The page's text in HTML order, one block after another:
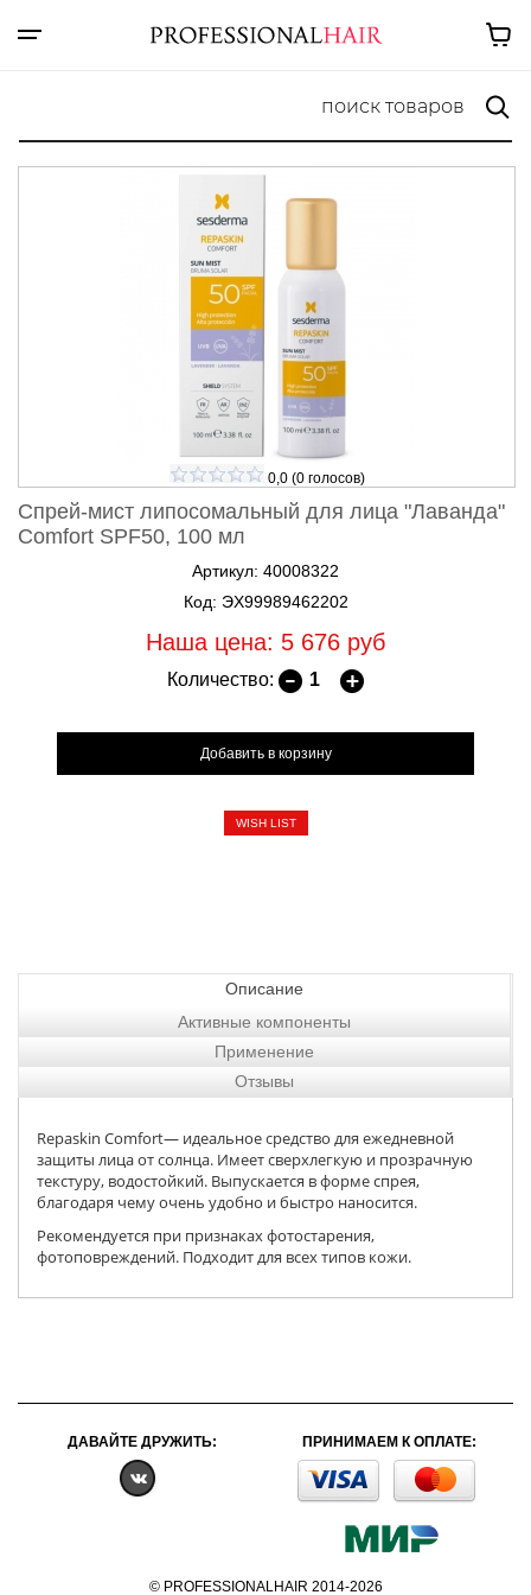
0,0(0голосов)
Спрей-мист липосомальный для лица "Лаванда"
Comfort SPF50, 100 мл
Артикул: 40008322
Код: ЭХ99989462202
Наша цена: 5 676 руб
Количество:
WISH LIST
Описание
Активные компоненты
Применение
Отзывы
Repaskin Comfort— идеальное средство для ежедневной
защиты лица от солнца. Имеет сверхлегкую и прозрачную
текстуру, водостойкий. Выпускается в форме спрея,
благодаря чему очень удобно и быстро наносится.
Рекомендуется при признаках фотостарения,
фотоповреждений. Подходит для всех типов кожи.
ДАВАЙТЕ ДРУЖИТЬ: ПРИНИМАЕМ К ОПЛАТЕ:
© PROFESSIONALHAIR 2014-2026